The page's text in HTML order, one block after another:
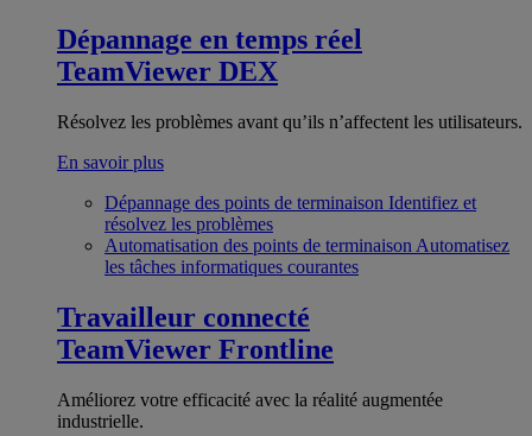
Dépannage en temps réel
TeamViewer DEX
Résolvez les problèmes avant qu’ils n’affectent les utilisateurs.
En savoir plus
Dépannage des points de terminaison Identifiez et
résolvez les problèmes
Automatisation des points de terminaison Automatisez
les tâches informatiques courantes
Travailleur connecté
TeamViewer Frontline
Améliorez votre efficacité avec la réalité augmentée
industrielle.